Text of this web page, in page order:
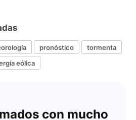
pronóstico
tormenta
eólica
con mucho